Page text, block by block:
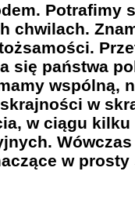
Potrafimy
chwilach.
się państwa
wspólną,
w
w ciągu kilku
w